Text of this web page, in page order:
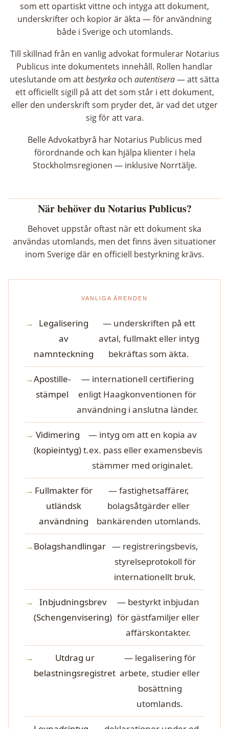
som ett opartiskt vittne och intyga att dokument,
underskrifter och kopior är äkta — för användning
både i Sverige och utomlands.
Till skillnad från en vanlig advokat formulerar Notarius
Publicus inte dokumentets innehåll. Rollen handlar
uteslutande om attbestyrka och autentisera— att sätta
ett officiellt sigill på att det som står i ett dokument,
eller den underskrift som pryder det, är vad det utger
sig för att vara.
Belle Advokatbyrå har Notarius Publicus med
förordnande och kan hjälpa klienter i hela
Stockholmsregionen — inklusive Norrtälje.
När behöver du Notarius Publicus?
Behovet uppstår oftast när ett dokument ska
användas utomlands, men det finns även situationer
inom Sverige där en officiell bestyrkning krävs.
VANLIGA ÄRENDEN
Legalisering
av
namnteckning
— underskriften på ett
avtal, fullmakt eller intyg
bekräftas som äkta.
Apostille-
stämpel
— internationell certifiering
enligt Haagkonventionen för
användning i anslutna länder.
Vidimering
(kopieintyg)
— intyg om att en kopia av
t.ex. pass eller examensbevis
stämmer med originalet.
Fullmakter för
utländsk
användning
— fastighetsaffärer,
bolagsåtgärder eller
bankärenden utomlands.
Bolagshandlingar — registreringsbevis,
styrelseprotokoll för
internationellt bruk.
Inbjudningsbrev
(Schengenvisering)
— bestyrkt inbjudan
för gästfamiljer eller
affärskontakter.
Utdrag ur
belastningsregistret
— legalisering för
arbete, studier eller
bosättning
utomlands.